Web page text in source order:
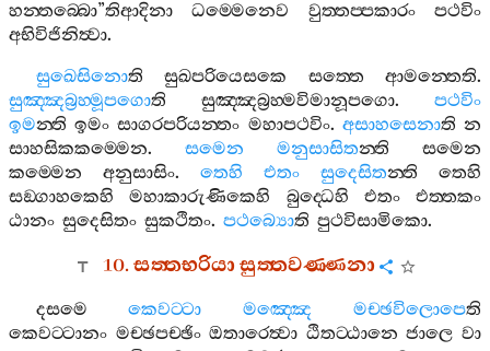
හන‍්තබ‍්බො”තිආදිනා ධම‍්මෙනෙව වුත‍්තප‍්පකාරං
පථවිං
අභිවිජිනිත්‍වා.
සුඛෙසිනොති සුඛපරියෙසකෙ සත‍්තෙ ආමන‍්තෙති.
සුඤ‍්ඤබ්‍රහ‍්මූපගොති සුඤ‍්ඤබ්‍රහ‍්මවිමානූපගො. පථවිං
ඉමන‍්ති ඉමං සාගරපරියන‍්තං මහාපථවිං. අසාහසෙනාති න
සාහසිකකම‍්මෙන. සමෙන මනුසාසිතන‍්ති
සමෙන
කම‍්මෙන
අනුසාසිං. තෙහි එතං සුදෙසිතන‍්ති
තෙහි
සඞ‍්ගාහකෙහි
මහාකාරුණිකෙහි බුද‍්ධෙහි එතං
එත‍්තකං
ඨානං සුදෙසිතං සුකථිතං. පථබ්‍යොති පුථවිසාමිකො.
10.සත‍්තභරියාසුත‍්තවණ‍්ණනා
දසමෙ කෙවට‍්ටා මඤ‍්ඤෙ මච‍්ඡවිලොපෙති
කෙවට‍්ටානං මච‍්ඡපච‍්ඡිං ඔතාරෙත්‍වා ඨිතට‍්ඨානෙ ජාලෙ වා